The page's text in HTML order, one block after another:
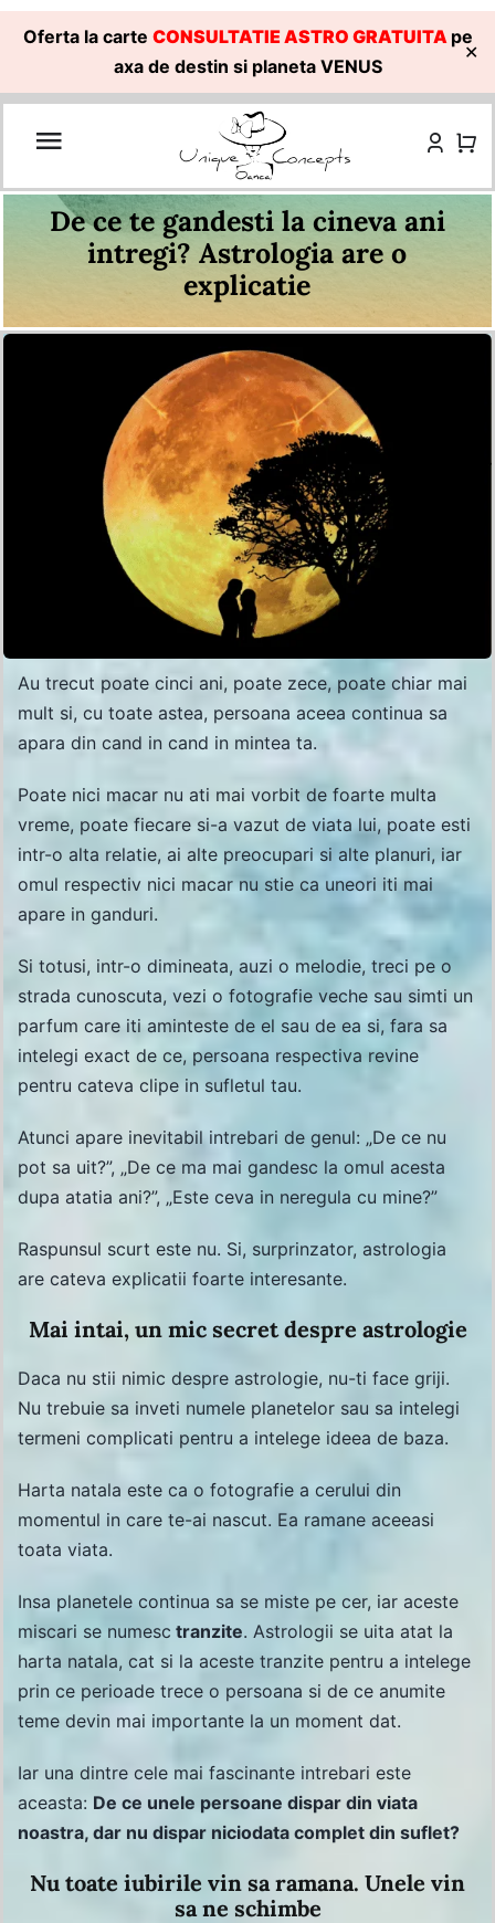
Oferta la carte CONSULTATIE ASTRO GRATUITA pe
axa de destin si planeta VENUS
✕
Skip
De ce te gandesti la cineva ani
intregi? Astrologia are o
explicatie
Au trecut poate cinci ani, poate zece, poate chiar mai
mult si, cu toate astea, persoana aceea continua sa
apara din cand in cand in mintea ta.
Poate nici macar nu ati mai vorbit de foarte multa
vreme, poate fiecare si-a vazut de viata lui, poate esti
intr-o alta relatie, ai alte preocupari si alte planuri, iar
omul respectiv nici macar nu stie ca uneori iti mai
apare in ganduri.
Si totusi, intr-o dimineata, auzi o melodie, treci pe o
strada cunoscuta, vezi o fotografie veche sau simti un
parfum care iti aminteste de el sau de ea si, fara sa
intelegi exact de ce, persoana respectiva revine
pentru cateva clipe in sufletul tau.
Atunci apare inevitabil intrebari de genul: „De ce nu
pot sa uit?”, „De ce ma mai gandesc la omul acesta
dupa atatia ani?”, „Este ceva in neregula cu mine?”
Raspunsul scurt este nu. Si, surprinzator, astrologia
are cateva explicatii foarte interesante.
Mai intai, un mic secret despre astrologie
Daca nu stii nimic despre astrologie, nu-ti face griji.
Nu trebuie sa inveti numele planetelor sau sa intelegi
termeni complicati pentru a intelege ideea de baza.
Harta natala este ca o fotografie a cerului din
momentul in care te-ai nascut. Ea ramane aceeasi
toata viata.
Insa planetele continua sa se miste pe cer, iar aceste
miscari se numesc tranzite. Astrologii se uita atat la
harta natala, cat si la aceste tranzite pentru a intelege
prin ce perioade trece o persoana si de ce anumite
teme devin mai importante la un moment dat.
Iar una dintre cele mai fascinante intrebari este
aceasta: De ce unele persoane dispar din viata
noastra, dar nu dispar niciodata complet din suflet?
Nu toate iubirile vin sa ramana. Unele vin
sa ne schimbe